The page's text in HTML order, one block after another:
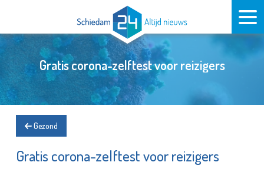
Gratis corona-zelftest voor reizigers
Gezond
Gratis corona-zelftest voor reizigers